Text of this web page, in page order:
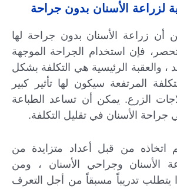
لزراعة الأسنان بدون جراحة
أن زراعة الأسنان بدون جراحة لها
تحصر، فإن استخدام الجراحة الموجهة
، والعقبة الرئيسية هي التكلفة بشكل
المرتفعة سيكون لها تأثير كبير
الزرع. يمكن أن تساعد الطباعة
في جراحة الأسنان في تقليل التكلفة.
اتخاذه من قبل أعداد متزايدة من
الأسنان وجراحي الأسنان ، ومن
يتطلب تدريباً مسبقاً من أجل التعرف